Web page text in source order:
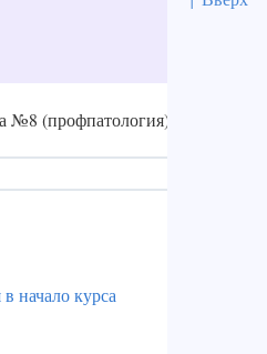
№8 (профпатология)
начало курса